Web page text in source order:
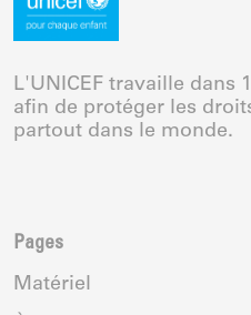
L'UNICEF travaille dans
afin de protéger les
partout dans le monde.
Pages
Matériel